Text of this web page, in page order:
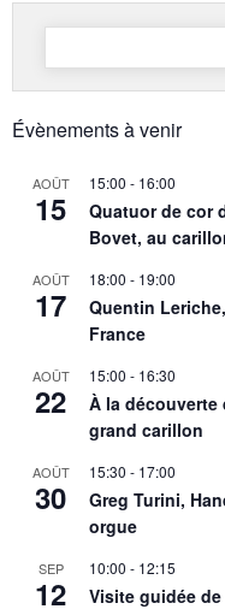
Rechercher :
Évènements à venir
AOÛT
15
15:00 - 16:00
Quatuor de cor
Bovet, au
AOÛT
17
18:00 - 19:00
Quentin
France
AOÛT
22
15:00 - 16:30
À la découverte
grand carillon
AOÛT
30
15:30 - 17:00
Greg Turini,
orgue
SEP
12
10:00 - 12:15
Visite guidée